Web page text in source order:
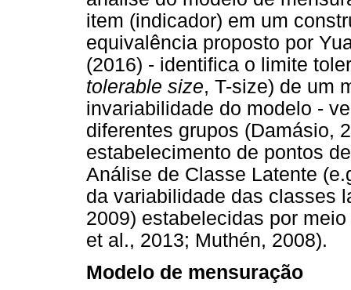
item (indicador) em um
equivalência proposto por
(2016) - identifica o limite
tolerable size, T-size) de um
invariabilidade do modelo -
diferentes grupos (Damásio,
estabelecimento de pontos
Análise de Classe Latente
da variabilidade das classes
2009) estabelecidas por
et al., 2013; Muthén, 2008).
Modelo de mensuração